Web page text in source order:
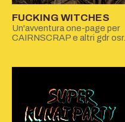
FUCKING WITCHES
Un'avventura one-page per
CAIRNSCRAP e altri gdr osr.